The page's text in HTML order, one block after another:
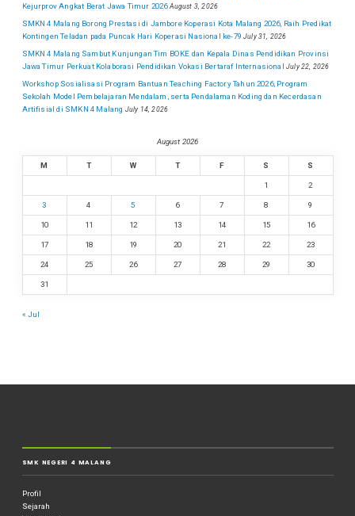
Kejurprov Angkat Berat Jawa Timur 2026 August 3, 2026
SMKN 4 Malang Borong Prestasi di Jambore Koperasi Kota Malang 2026, Raih Predikat
Kontingen Teladan pada Puncak Hari Koperasi Nasional ke-79 July 31, 2026
SMKN 4 Malang Sambut Kunjungan Tim BOKE dan Kepala Dinas Pendidikan Provinsi
Jawa Timur Perkuat Kolaborasi Pendidikan Vokasi Bertaraf Internasional July 22, 2026
Workshop Sosialisasi Program Bantuan Teaching Factory Tahun 2026, Program
Sekolah Model Pembelajaran Mendalam, serta Pendalaman Koding dan Kecerdasan
Artifisial di SMKN 4 Malang July 14, 2026
August 2026
M T W T F S S
1 2
3 4 5 6 7 8 9
10 11 12 13 14 15 16
17 18 19 20 21 22 23
24 25 26 27 28 29 30
31
« Jul
SMK NEGERI 4 MALANG
Profil
Sejarah